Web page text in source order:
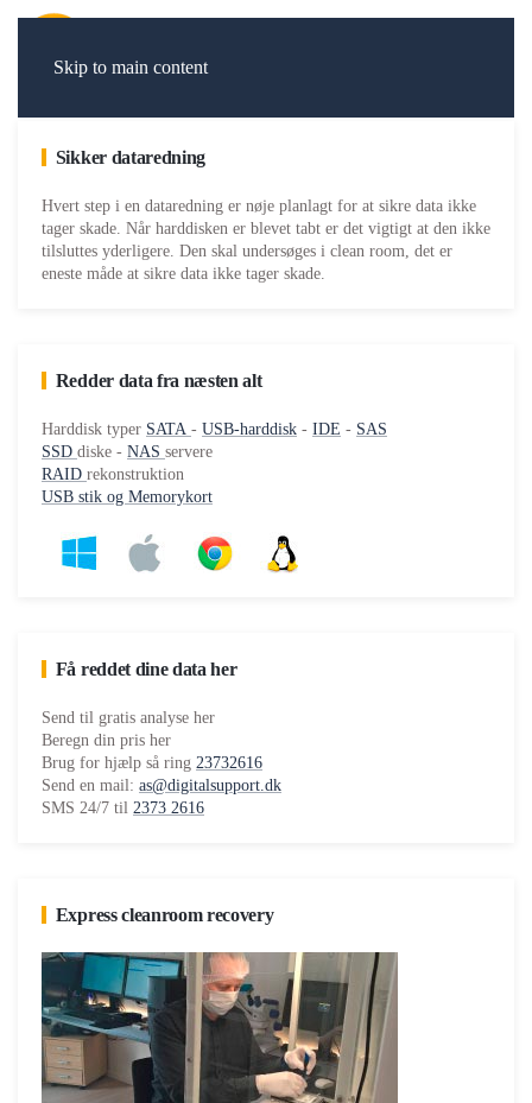
Skip to main content
Sikker dataredning
Hvert step i en dataredning er nøje planlagt for at sikre data ikke
tager skade. Når harddisken er blevet tabt er det vigtigt at den ikke
tilsluttes yderligere. Den skal undersøges i clean room, det er
eneste måde at sikre data ikke tager skade.
Redder data fra næsten alt
Harddisk typer SATA - USB-harddisk - IDE - SAS
SSD diske - NAS servere
RAID rekonstruktion
USB stik og Memorykort
Få reddet dine data her
Send til gratis analyse her
Beregn din pris her
Brug for hjælp så ring 23732616
Send en mail: as@digitalsupport.dk
SMS 24/7 til 2373 2616
Express cleanroom recovery